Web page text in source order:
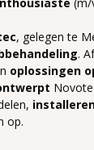
, gelegen te
.
oplossingen
op.